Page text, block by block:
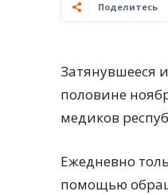
Поделитесь
Затянувшееся
половине
медиков
Ежедневно
помощью